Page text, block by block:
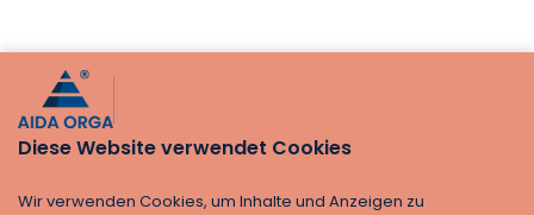
Diese Website verwendet Cookies
Wir verwenden Cookies, um Inhalte und Anzeigen zu